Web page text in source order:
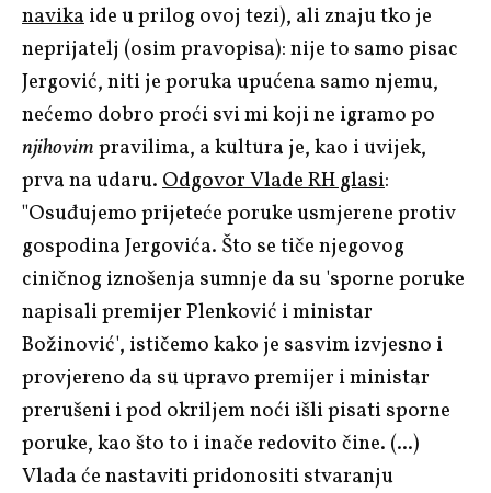
navikaide u prilog ovoj tezi), ali znaju tko je
neprijatelj (osim pravopisa): nije to samo pisac
Jergović, niti je poruka upućena samo njemu,
nećemo dobro proći svi mi koji ne igramo po
njihovimpravilima, a kultura je, kao i uvijek,
prva na udaru.Odgovor Vlade RH glasi:
"Osuđujemo prijeteće poruke usmjerene protiv
gospodina Jergovića. Što se tiče njegovog
ciničnog iznošenja sumnje da su 'sporne poruke
napisali premijer Plenković i ministar
Božinović', ističemo kako je sasvim izvjesno i
provjereno da su upravo premijer i ministar
prerušeni i pod okriljem noći išli pisati sporne
poruke, kao što to i inače redovito čine. (...)
Vlada će nastaviti pridonositi stvaranju